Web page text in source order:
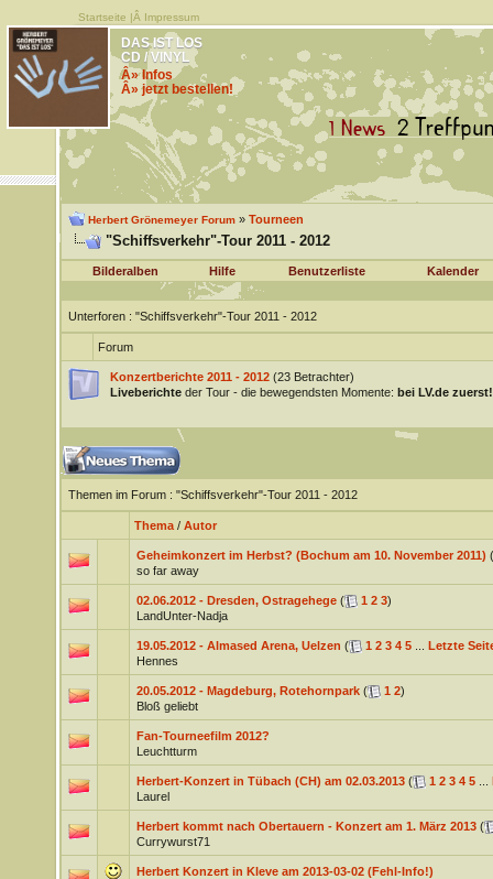
Startseite |Â Impressum
DAS IST LOS
CD / VINYL
Â» Infos
Â» jetzt bestellen!
Herbert Grönemeyer Forum» Tourneen
"Schiffsverkehr"-Tour 2011 - 2012
Bilderalben Hilfe Benutzerliste Kalender
Unterforen: "Schiffsverkehr"-Tour 2011 - 2012
Forum
Konzertberichte 2011 - 2012 (23 Betrachter)
Liveberichteder Tour - die bewegendsten Momente: bei LV.de zuerst!
Themen im Forum: "Schiffsverkehr"-Tour 2011 - 2012
Thema/ Autor
Geheimkonzert im Herbst? (Bochum am 10. November 2011) (
so far away
02.06.2012 - Dresden, Ostragehege ( 1 2 3)
LandUnter-Nadja
19.05.2012 - Almased Arena, Uelzen ( 1 2 3 4 5... Letzte
Hennes
20.05.2012 - Magdeburg, Rotehornpark ( 1 2)
Bloß geliebt
Fan-Tourneefilm 2012?
Leuchtturm
Herbert-Konzert in Tübach (CH) am 02.03.2013 ( 1 2 3 4 5...
Laurel
Herbert kommt nach Obertauern - Konzert am 1. März 2013 (
Currywurst71
Herbert Konzert in Kleve am 2013-03-02 (Fehl-Info!)